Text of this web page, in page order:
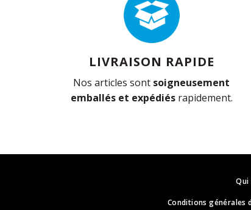
LIVRAISON RAPIDE
Nos articles sont soigneusement
emballés et expédiésrapidement.
Qui
Conditions générales